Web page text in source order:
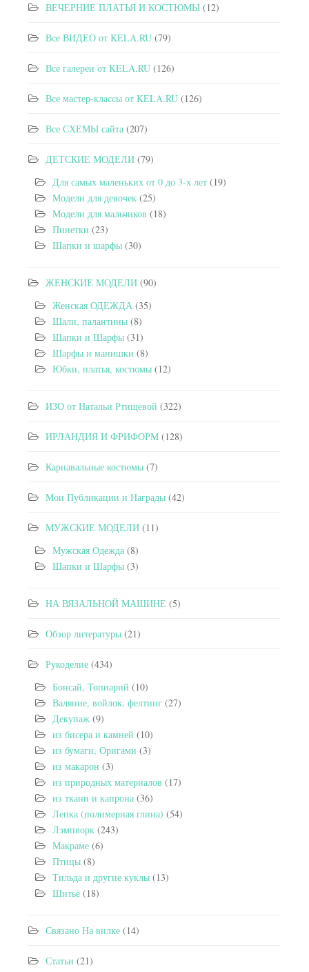
ВЕЧЕРНИЕ ПЛАТЬЯ И КОСТЮМЫ (12)
Все ВИДЕО от KELA.RU (79)
Все галереи от KELA.RU (126)
Все мастер-классы от KELA.RU (126)
Все СХЕМЫ сайта (207)
ДЕТСКИЕ МОДЕЛИ (79)
Для самых маленьких от 0 до 3-х лет (19)
Модели для девочек (25)
Модели для мальчиков (18)
Пинетки (23)
Шапки и шарфы (30)
ЖЕНСКИЕ МОДЕЛИ (90)
Женская ОДЕЖДА (35)
Шали, палантины (8)
Шапки и Шарфы (31)
Шарфы и манишки (8)
Юбки, платья, костюмы (12)
ИЗО от Натальи Ртищевой (322)
ИРЛАНДИЯ И ФРИФОРМ (128)
Карнавальные костюмы (7)
Мои Публикации и Награды (42)
МУЖСКИЕ МОДЕЛИ (11)
Мужская Одежда (8)
Шапки и Шарфы (3)
НА ВЯЗАЛЬНОЙ МАШИНЕ (5)
Обзор литературы (21)
Рукоделие (434)
Бонсай, Топиарий (10)
Валяние, войлок, фелтинг (27)
Декупаж (9)
из бисера и камней (10)
из бумаги, Оригами (3)
из макарон (3)
из природных материалов (17)
из ткани и капрона (36)
Лепка (полимерная глина) (54)
Лэмпворк (243)
Макраме (6)
Птицы (8)
Тильда и другие куклы (13)
Шитьё (18)
Связано На вилке (14)
Статьи (21)